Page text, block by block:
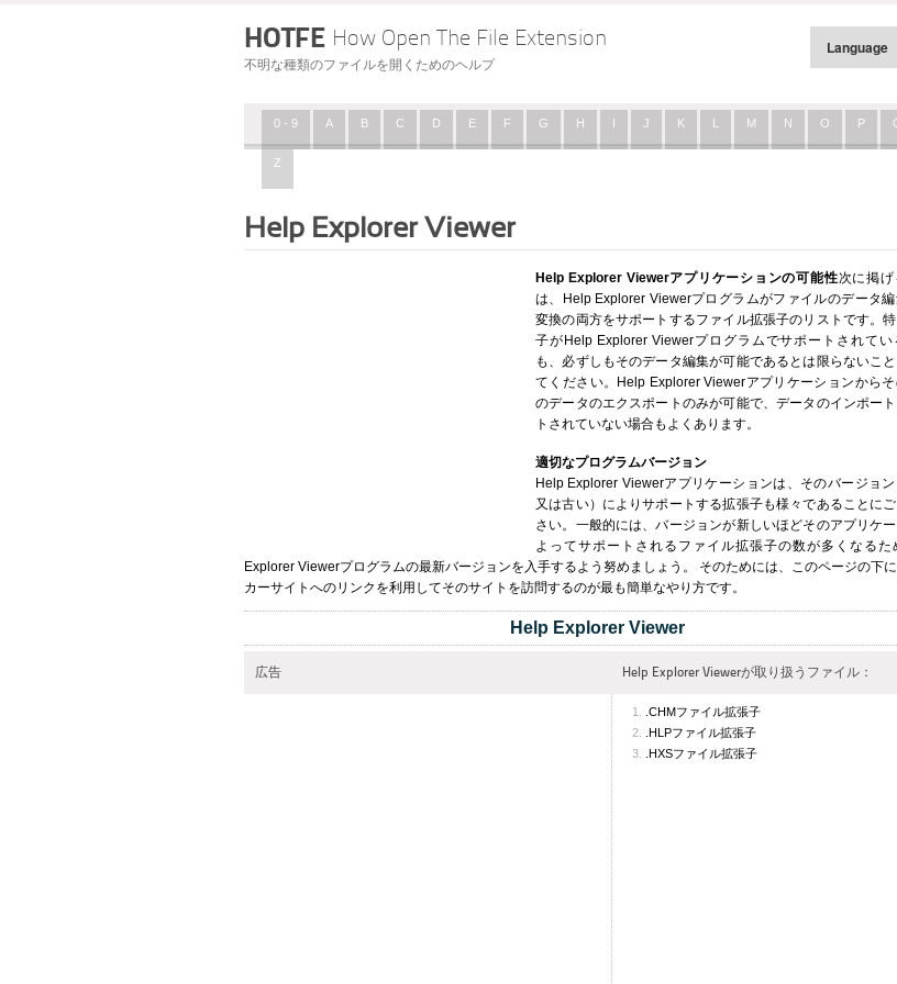
HOTFE How Open The File Extension
不明な種類のファイルを開くためのヘルプ
Language
0 - 9 A B C D E F G H I J K L M N O P
Z
Help Explorer Viewer
Help Explorer Viewerアプリケーションの可能性次に掲げ
は、Help Explorer Viewerプログラムがファイルのデータ
変換の両方をサポートするファイル拡張子のリストです。
子がHelp Explorer Viewerプログラムでサポートされてい
も、必ずしもそのデータ編集が可能であるとは限らないこ
てください。Help Explorer Viewerアプリケーションから
のデータのエクスポートのみが可能で、データのインポー
トされていない場合もよくあります。
適切なプログラムバージョン
Help Explorer Viewerアプリケーションは、そのバージョ
又は古い）によりサポートする拡張子も様々であることに
さい。一般的には、バージョンが新しいほどそのアプリケ
よってサポートされるファイル拡張子の数が多くなるた
Explorer Viewerプログラムの最新バージョンを入手するよう努めましょう。 そのためには、このページの下
カーサイトへのリンクを利用してそのサイトを訪問するのが最も簡単なやり方です。
Help Explorer Viewer
広告 Help Explorer Viewerが取り扱うファイル：
.CHMファイル拡張子
.HLPファイル拡張子
.HXSファイル拡張子